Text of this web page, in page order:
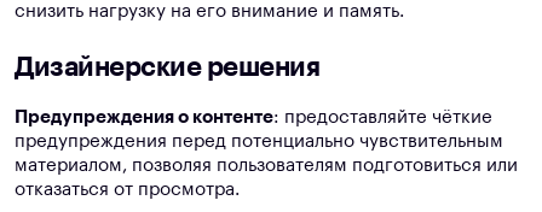
снизить нагрузку на его внимание и память.
Дизайнерские решения
Предупреждения о контенте: предоставляйте чёткие
предупреждения перед потенциально чувствительным
материалом, позволяя пользователям подготовиться или
отказаться от просмотра.